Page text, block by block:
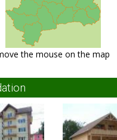
the mouse on the map